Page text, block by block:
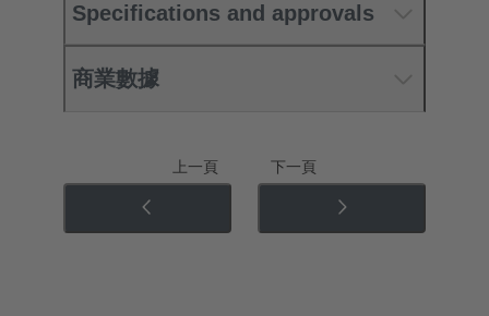
Specifications and approvals
商業數據
上一頁 下一頁